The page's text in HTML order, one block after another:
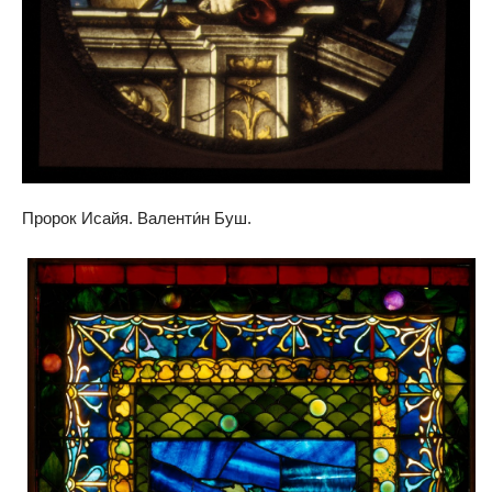
Пророк Исайя. Валенти́н Буш.